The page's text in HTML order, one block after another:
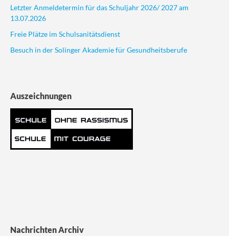
Letzter Anmeldetermin für das Schuljahr 2026/ 2027 am
13.07.2026
Freie Plätze im Schulsanitätsdienst
Besuch in der Solinger Akademie für Gesundheitsberufe
Auszeichnungen
Nachrichten Archiv